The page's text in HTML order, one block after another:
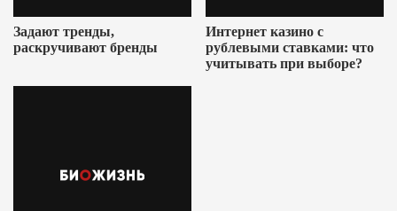
Задают тренды,
раскручивают бренды
Интернет казино с
рублевыми ставками: что
учитывать при выборе?